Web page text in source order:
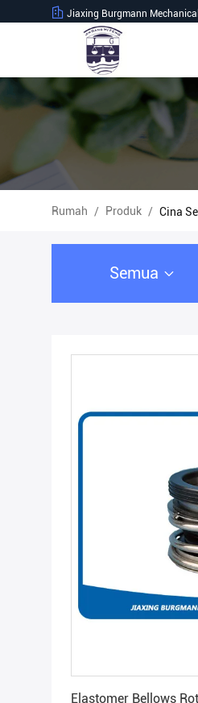
Jiaxing Burgmann
Rumah / Produk / Cina
Semua
Elastomer Bellows